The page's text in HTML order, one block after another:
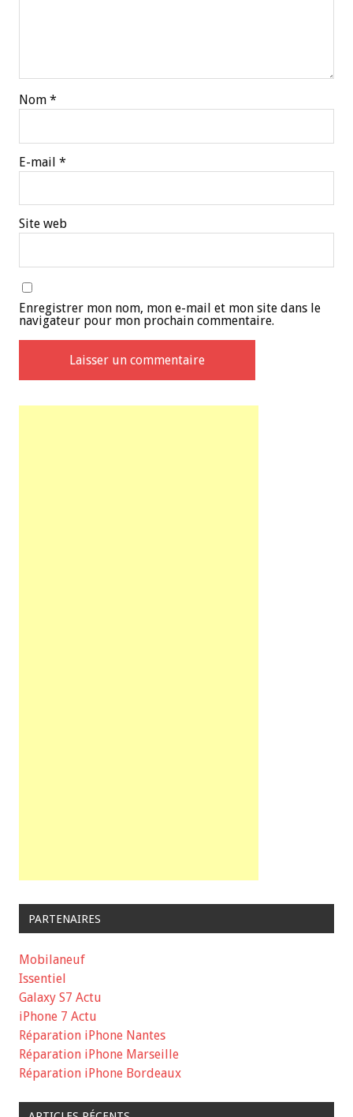
Nom *
E-mail *
Site web
Enregistrer mon nom, mon e-mail et mon site dans le
navigateur pour mon prochain commentaire.
PARTENAIRES
Mobilaneuf
Issentiel
Galaxy S7 Actu
iPhone 7 Actu
Réparation iPhone Nantes
Réparation iPhone Marseille
Réparation iPhone Bordeaux